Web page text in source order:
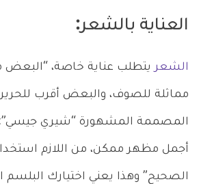
العناية بالشعر:
الشعر يتطلب عناية خاصة، “البعض
مماثلة للصوف، والبعض أقرب
المصممة المشهورة “شيري
أجمل مظهر ممكن، من اللازم
الصحيح” وهذا يعني اختيارك البلسم